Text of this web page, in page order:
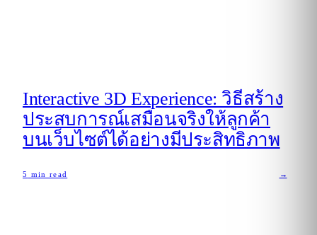
Interactive 3D Experience: วิธีสร้าง
ประสบการณ์เสมือนจริงให้ลูกค้า
บนเว็บไซต์ได้อย่างมีประสิทธิภาพ
5 min read →